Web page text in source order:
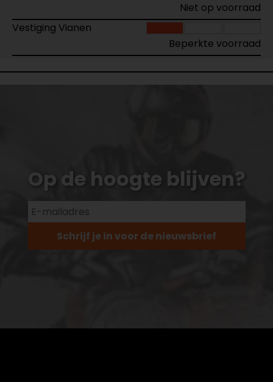
Niet op voorraad
Vestiging Vianen
Beperkte voorraad
Op de hoogte blijven?
Schrijf je in voor de nieuwsbrief